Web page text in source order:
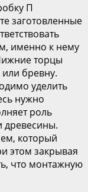
П
заготовленные
именно к нему
торцы
бревну.
уделить
нужно
роль
древесины.
который
этом закрывая
что монтажную